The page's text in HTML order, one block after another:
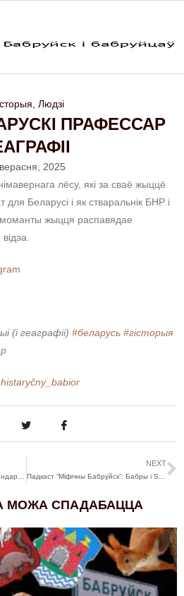
Людзі
ПРАФЕССАР
2025
лёсу, які за сваё жыццё
Беларусі і як стваральнік БНР і
жыцця распавядае
(і геаграфіі) #беларусь #гісторыя
NEXT
МОЖА СПАДАБАЦЦА